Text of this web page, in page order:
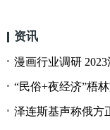
资讯
漫画行业调研 2023漫画
“民俗+夜经济”梧
泽连斯基声称俄方正